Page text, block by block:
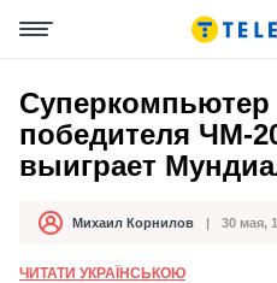
Суперкомпьютер
победителя ЧМ-
выиграет
АвторМихаил Корнилов
Дата публикации 30 мая,
ЧИТАТИ УКРАЇНСЬКОЮ